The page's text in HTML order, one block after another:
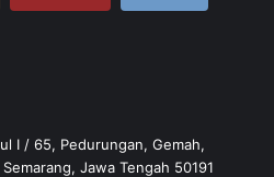
I / 65, Pedurungan, Gemah,
Jawa Tengah 50191